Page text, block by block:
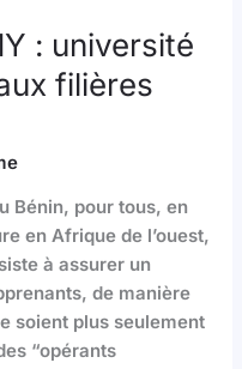
: université
filières
Bénin, pour tous, en
en Afrique de l’ouest,
à assurer un
de manière
soient plus seulement
“opérants